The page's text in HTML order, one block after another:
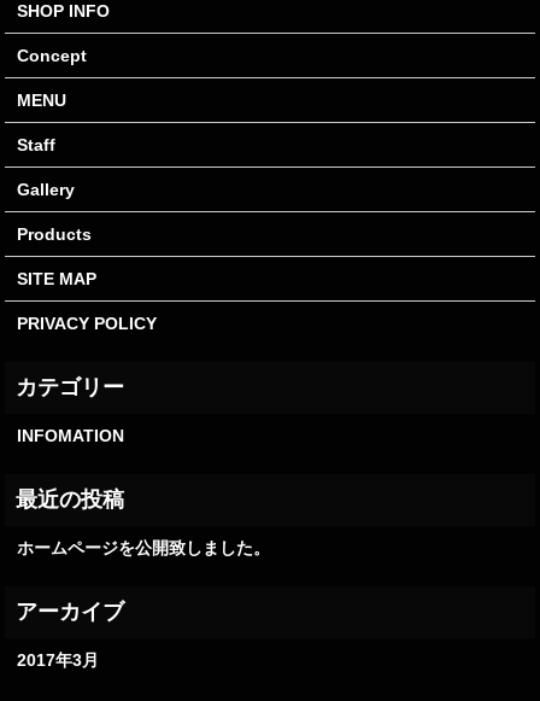
SHOP INFO
Concept
MENU
Staff
Gallery
Products
SITE MAP
PRIVACY POLICY
INFOMATION
ホームページを公開致しました。
2017年3月